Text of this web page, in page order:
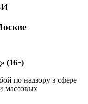
(16+)
по надзору в сфере
массовых